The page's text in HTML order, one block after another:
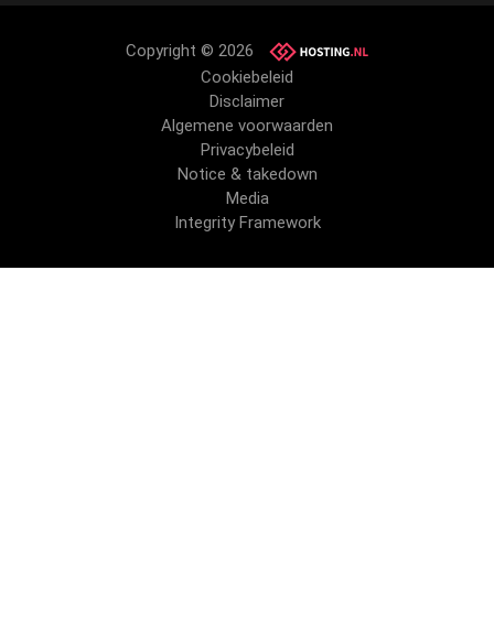
Copyright © 2026
Cookiebeleid
Disclaimer
Algemene voorwaarden
Privacybeleid
Notice & takedown
Media
Integrity Framework